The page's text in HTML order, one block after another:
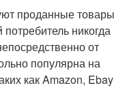
проданные товары
никогда
от
популярна на
как Amazon, Ebay